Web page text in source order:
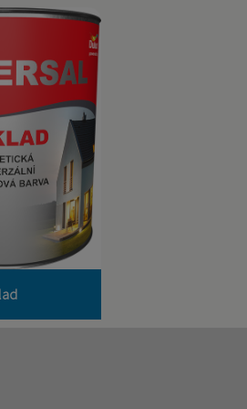
barva
na dřeno a kov.